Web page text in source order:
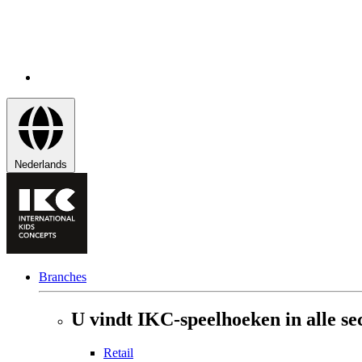
Nederlands
Branches
U vindt IKC-speelhoeken in alle
Retail